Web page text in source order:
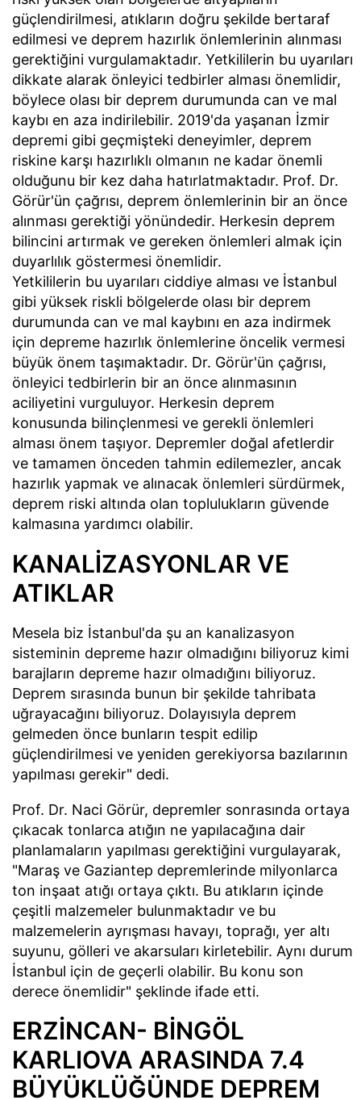
güçlendirilmesi, atıkların doğru şekilde bertaraf
edilmesi ve deprem hazırlık önlemlerinin alınması
gerektiğini vurgulamaktadır. Yetkililerin bu uyarıları
dikkate alarak önleyici tedbirler alması önemlidir,
böylece olası bir deprem durumunda can ve mal
kaybı en aza indirilebilir. 2019'da yaşanan İzmir
depremi gibi geçmişteki deneyimler, deprem
riskine karşı hazırlıklı olmanın ne kadar önemli
olduğunu bir kez daha hatırlatmaktadır. Prof. Dr.
Görür'ün çağrısı, deprem önlemlerinin bir an önce
alınması gerektiği yönündedir. Herkesin deprem
bilincini artırmak ve gereken önlemleri almak için
duyarlılık göstermesi önemlidir.
Yetkililerin bu uyarıları ciddiye alması ve İstanbul
gibi yüksek riskli bölgelerde olası bir deprem
durumunda can ve mal kaybını en aza indirmek
için depreme hazırlık önlemlerine öncelik vermesi
büyük önem taşımaktadır. Dr. Görür'ün çağrısı,
önleyici tedbirlerin bir an önce alınmasının
aciliyetini vurguluyor. Herkesin deprem
konusunda bilinçlenmesi ve gerekli önlemleri
alması önem taşıyor. Depremler doğal afetlerdir
ve tamamen önceden tahmin edilemezler, ancak
hazırlık yapmak ve alınacak önlemleri sürdürmek,
deprem riski altında olan toplulukların güvende
kalmasına yardımcı olabilir.
KANALİZASYONLAR VE
ATIKLAR
Mesela biz İstanbul'da şu an kanalizasyon
sisteminin depreme hazır olmadığını biliyoruz kimi
barajların depreme hazır olmadığını biliyoruz.
Deprem sırasında bunun bir şekilde tahribata
uğrayacağını biliyoruz. Dolayısıyla deprem
gelmeden önce bunların tespit edilip
güçlendirilmesi ve yeniden gerekiyorsa bazılarının
yapılması gerekir" dedi.
Prof. Dr. Naci Görür, depremler sonrasında ortaya
çıkacak tonlarca atığın ne yapılacağına dair
planlamaların yapılması gerektiğini vurgulayarak,
"Maraş ve Gaziantep depremlerinde milyonlarca
ton inşaat atığı ortaya çıktı. Bu atıkların içinde
çeşitli malzemeler bulunmaktadır ve bu
malzemelerin ayrışması havayı, toprağı, yer altı
suyunu, gölleri ve akarsuları kirletebilir. Aynı durum
İstanbul için de geçerli olabilir. Bu konu son
derece önemlidir" şeklinde ifade etti.
ERZİNCAN- BİNGÖL
KARLIOVA ARASINDA 7.4
BÜYÜKLÜĞÜNDE DEPREM